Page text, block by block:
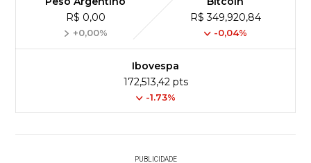
R$ 0,00
+0,00%
R$ 349,920,84
-0,04%
Ibovespa
172,513,42 pts
-1.73%
PUBLICIDADE